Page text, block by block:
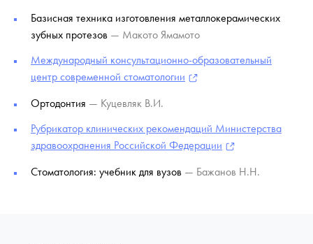
Базисная техника изготовления металлокерамических
зубных протезов — Макото Ямамото
Международный консультационно-образовательный
центр современной стоматологии
Ортодонтия — Куцевляк В.И.
Рубрикатор клинических рекомендаций Министерства
здравоохранения Российской Федерации
Стоматология: учебник для вузов — Бажанов Н.Н.